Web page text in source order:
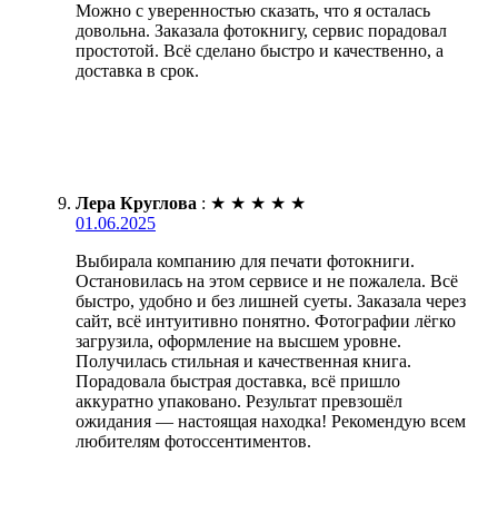
Можно с уверенностью сказать, что я осталась
довольна. Заказала фотокнигу, сервис порадовал
простотой. Всё сделано быстро и качественно, а
доставка в срок.
Лера Круглова : ★ ★ ★ ★ ★
01.06.2025
Выбирала компанию для печати фотокниги.
Остановилась на этом сервисе и не пожалела. Всё
быстро, удобно и без лишней суеты. Заказала через
сайт, всё интуитивно понятно. Фотографии лёгко
загрузила, оформление на высшем уровне.
Получилась стильная и качественная книга.
Порадовала быстрая доставка, всё пришло
аккуратно упаковано. Результат превзошёл
ожидания — настоящая находка! Рекомендую всем
любителям фотоссентиментов.